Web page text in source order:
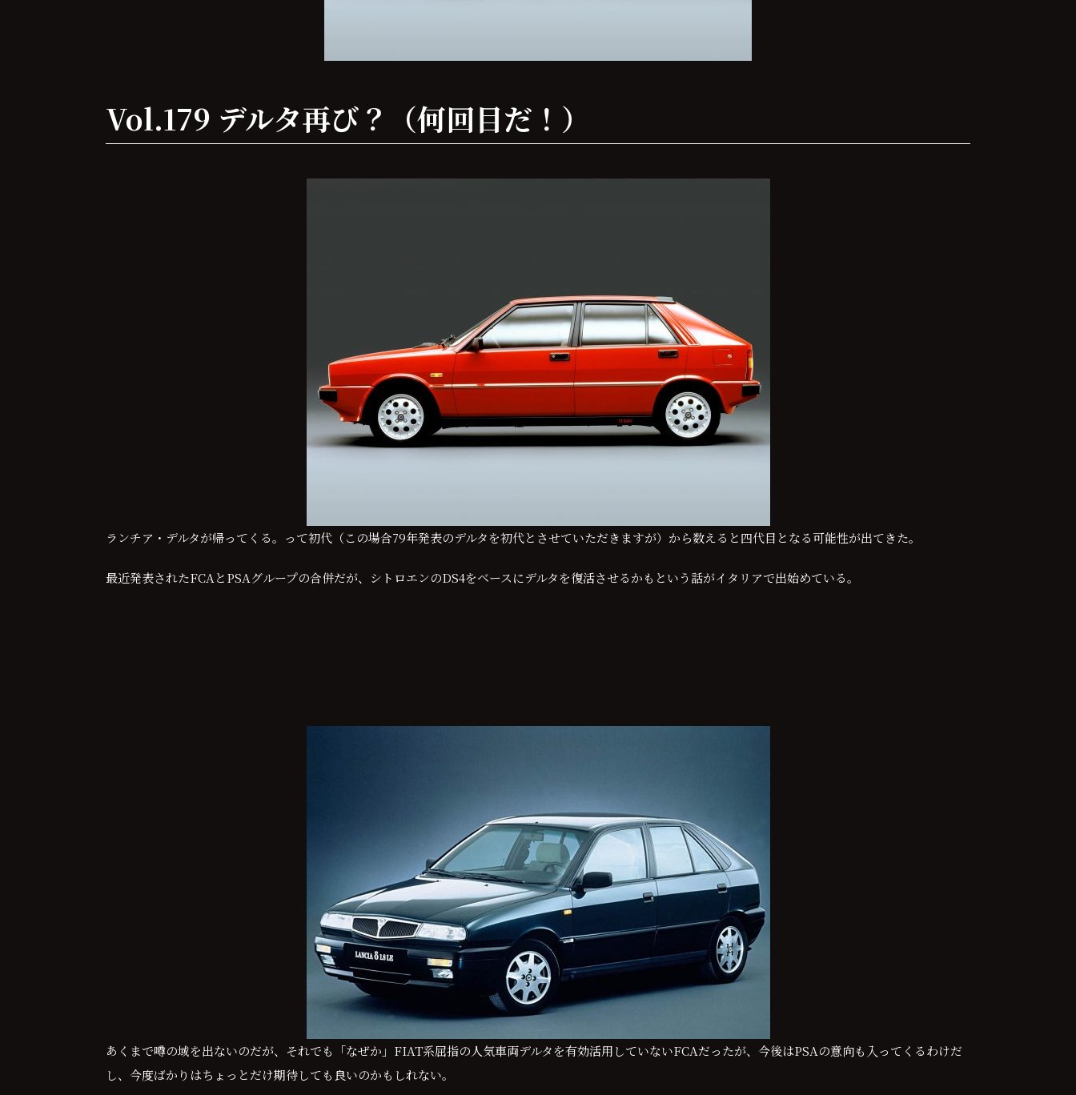
Vol.179 デルタ再び？（何回目だ！）
ランチア・デルタが帰ってくる。って初代（この場合79年発表のデルタを初代とさせていただきますが）から数えると四代目となる可能性が出てきた。
最近発表されたFCAとPSAグループの合併だが、シトロエンのDS4をベースにデルタを復活させるかもという話がイタリアで出始めている。
あくまで噂の域を出ないのだが、それでも「なぜか」FIAT系屈指の人気車両デルタを有効活用していないFCAだったが、今後はPSAの意向も入ってくるわけだ
し、今度ばかりはちょっとだけ期待しても良いのかもしれない。